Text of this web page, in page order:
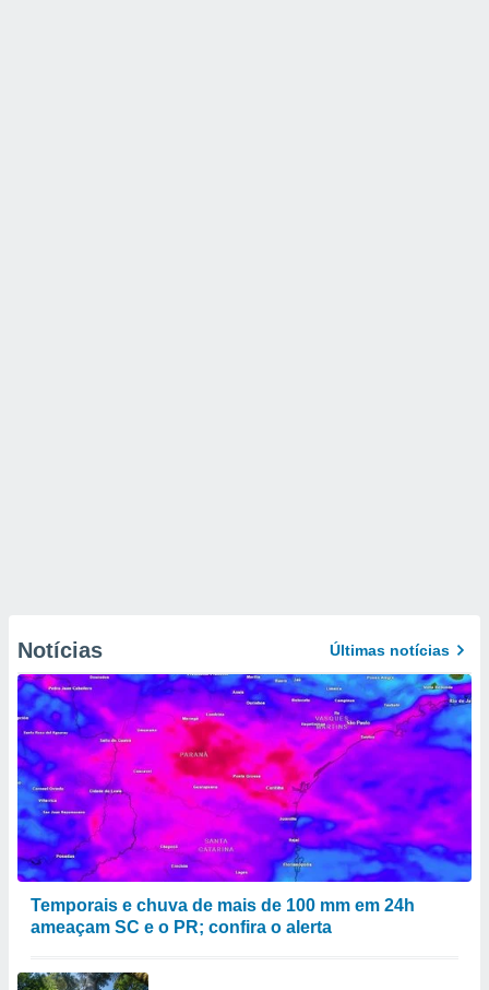
Notícias Últimas notícias
Temporais e chuva de mais de 100 mm em 24h
ameaçam SC e o PR; confira o alerta